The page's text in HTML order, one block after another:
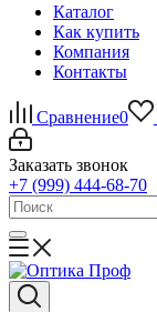
Каталог
Как купить
Компания
Контакты
Сравнение0
Заказать звонок
+7 (999) 444-68-70